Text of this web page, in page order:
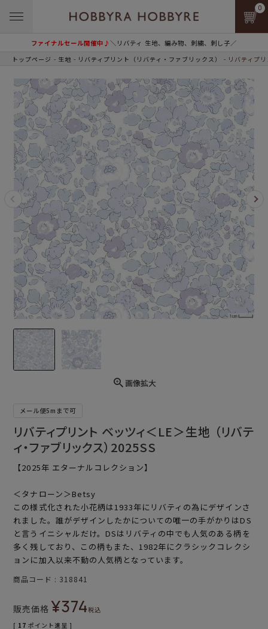
ファイナルセール開催中♪＼リバティ 生地、編み物、刺繍、刺し子／
0
トップページ 生地 リバティプリント（リバティ・ファブリックス） リバティプ
画像拡大
メール便5mまで可
リバティプリント ベッツィ＜LE＞生地 （リバテ
ィ・ファブリックス）2025SS
【2025年 エターナルコレクション】
＜タナローン＞Betsy
この様式化された小花柄は1933年にリバティの為にデザインさ
れました。誰がデザインしたかについての唯一の手がかりはDS
と言うイニシャルだけ。DSはリバティの中でも人気のある柄を
多く残しており、この柄もまた、1982年にクラシックコレクシ
ョンに加入以来不動の人気柄となっています。
商品コード 318841
販売価格 ¥374税込
[ 17 ポイント進呈 ]